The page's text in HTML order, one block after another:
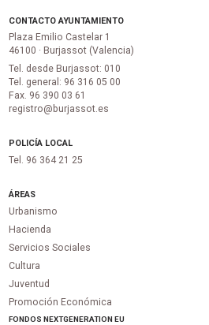
CONTACTO AYUNTAMIENTO
Plaza Emilio Castelar 1
46100 · Burjassot (Valencia)
Tel. desde Burjassot: 010
Tel. general: 96 316 05 00
Fax. 96 390 03 61
registro@burjassot.es
POLICÍA LOCAL
Tel. 96 364 21 25
ÁREAS
Urbanismo
Hacienda
Servicios Sociales
Cultura
Juventud
Promoción Económica
FONDOS NEXTGENERATION EU